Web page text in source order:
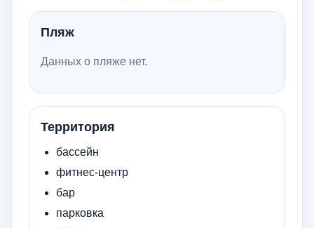
Пляж
Данных о пляже нет.
Территория
бассейн
фитнес-центр
бар
парковка